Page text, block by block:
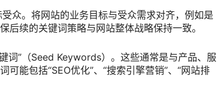
众。将网站的业务目标与受众需求对齐，例如是
续的关键词策略与网站整体战略保持一致。
词”（Seed Keywords）。这些通常是与产品、服
能包括“SEO优化”、“搜索引擎营销”、“网站排